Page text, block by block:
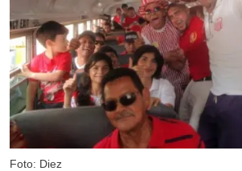
Foto: Diez